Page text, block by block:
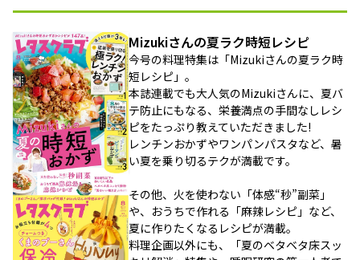
Mizukiさんの夏ラク時短レシピ
今号の料理特集は「Mizukiさんの夏ラク時
短レシピ」。
本誌連載でも大人気のMizukiさんに、夏バ
テ防止にもなる、栄養満点の手間なしレシ
ピをたっぷり教えていただきました!
レンチンおかずやワンパンパスタなど、暑
い夏を乗り切るテクが満載です。
その他、火を使わない「体感“秒”副菜」
や、おうちで作れる「麻辣レシピ」など、
夏に作りたくなるレシピが満載。
料理企画以外にも、「夏のベタベタ床スッ